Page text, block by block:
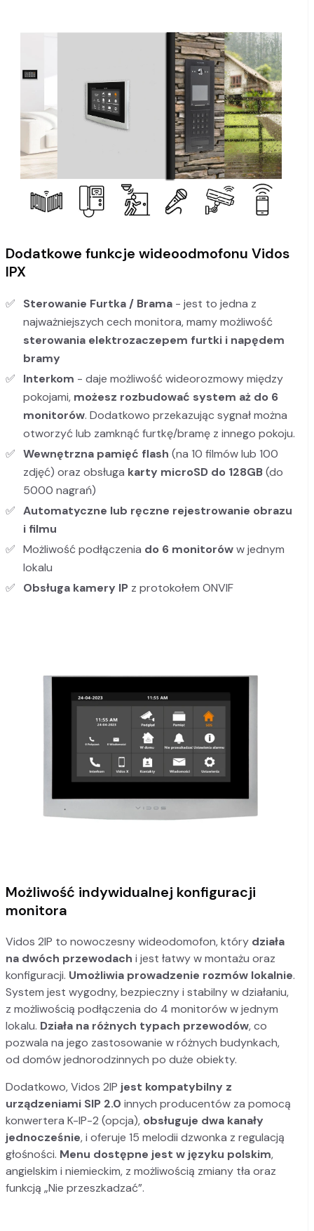
Dodatkowe funkcje wideoodmofonu Vidos
IPX
Sterowanie Furtka / Brama - jest to jedna z
najważniejszych cech monitora, mamy możliwość
sterowania elektrozaczepem furtki i napędem
bramy
Interkom - daje możliwość wideorozmowy między
pokojami, możesz rozbudować system aż do 6
monitorów. Dodatkowo przekazując sygnał można
otworzyć lub zamknąć furtkę/bramę z innego pokoju.
Wewnętrzna pamięć flash (na 10 filmów lub 100
zdjęć) oraz obsługa karty microSD do 128GB(do
5000 nagrań)
Automatyczne lub ręczne rejestrowanie obrazu
i filmu
Możliwość podłączenia do 6 monitoróww jednym
lokalu
Obsługa kamery IP z protokołem ONVIF
Możliwość indywidualnej konfiguracji
monitora
Vidos 2IP to nowoczesny wideodomofon, który działa
na dwóch przewodach i jest łatwy w montażu oraz
konfiguracji. Umożliwia prowadzenie rozmów lokalnie.
System jest wygodny, bezpieczny i stabilny w działaniu,
z możliwością podłączenia do 4 monitorów w jednym
lokalu. Działa na różnych typach przewodów, co
pozwala na jego zastosowanie w różnych budynkach,
od domów jednorodzinnych po duże obiekty.
Dodatkowo, Vidos 2IP jest kompatybilny z
urządzeniami SIP 2.0 innych producentów za pomocą
konwertera K-IP-2 (opcja), obsługuje dwa kanały
jednocześnie, i oferuje 15 melodii dzwonka z regulacją
głośności. Menu dostępne jest w języku polskim,
angielskim i niemieckim, z możliwością zmiany tła oraz
funkcją „Nie przeszkadzać”.